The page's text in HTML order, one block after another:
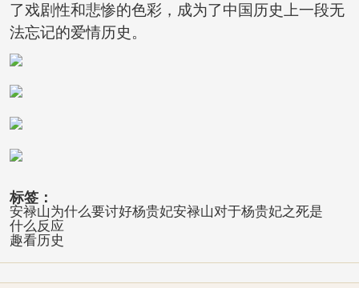
了戏剧性和悲惨的色彩，成为了中国历史上一段无
法忘记的爱情历史。
标签：
安禄山为什么要讨好杨贵妃安禄山对于杨贵妃之死是
什么反应
趣看历史